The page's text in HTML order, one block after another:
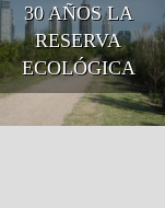
30 AÑOS LA
RESERVA
ECOLÓGICA